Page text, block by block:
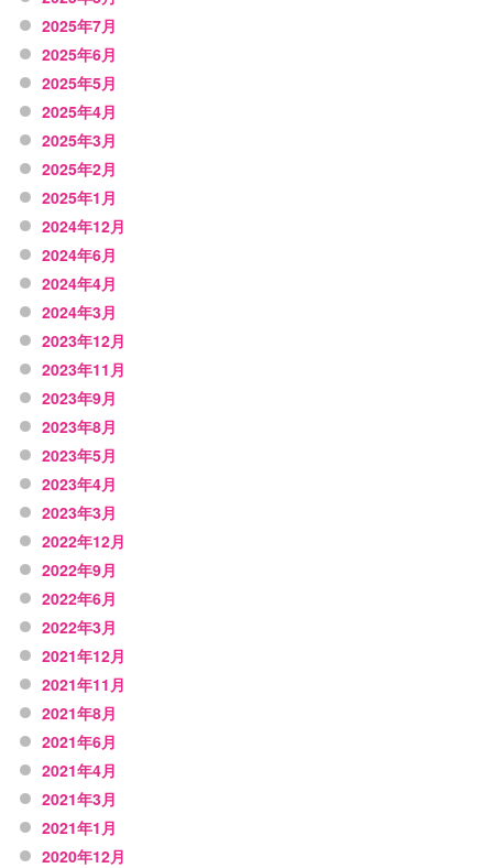
2025年7月
2025年6月
2025年5月
2025年4月
2025年3月
2025年2月
2025年1月
2024年12月
2024年6月
2024年4月
2024年3月
2023年12月
2023年11月
2023年9月
2023年8月
2023年5月
2023年4月
2023年3月
2022年12月
2022年9月
2022年6月
2022年3月
2021年12月
2021年11月
2021年8月
2021年6月
2021年4月
2021年3月
2021年1月
2020年12月